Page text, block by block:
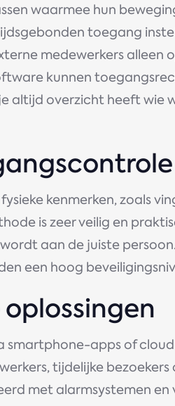
waarmee hun
toegang
medewerkers alleen
kunnen
altijd overzicht heeft wie
kenmerken, zoals
is zeer veilig en
aan de juiste
een hoog
apps of
tijdelijke
met alarmsystemen